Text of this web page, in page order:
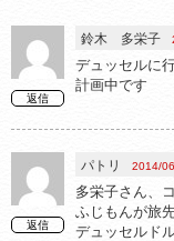
返信
鈴木 多栄子
デュッセルに
計画中です
返信
パトリ 2014/
多栄子さん、
ふじもんが旅
デュッセルド